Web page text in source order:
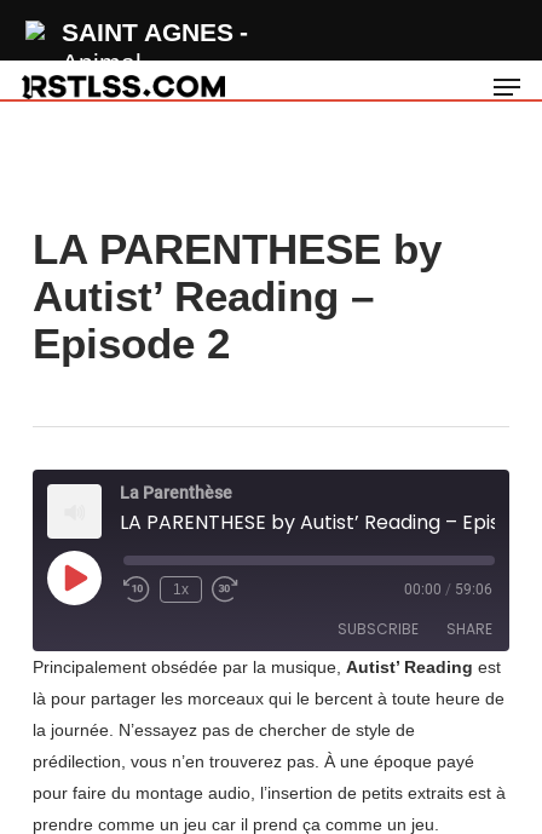
SAINT AGNES
Animal
main
LA PARENTHESE by
Autist’ Reading –
Episode 2
La Parenthèse
Play
Episode Rewind
1x
Fast
seconds
00:00 / 59:06
SUBSCRIBE SHARE
RSS FEED
SHARE
LINK
EMBED
Principalement obsédée par la musique, Autist’ Reading est
là pour partager les morceaux qui le bercent à toute heure de
la journée. N’essayez pas de chercher de style de
prédilection, vous n’en trouverez pas. À une époque payé
pour faire du montage audio, l’insertion de petits extraits est à
prendre comme un jeu car il prend ça comme un jeu.